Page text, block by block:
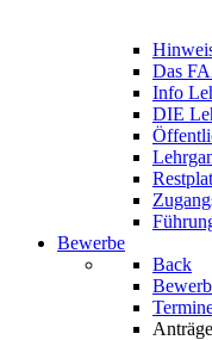
Das
Info
DIE
Bewerbe
Back
Anträge